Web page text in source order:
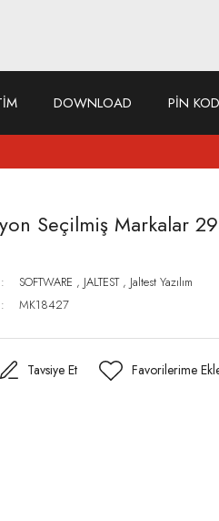
DOWNLOAD PİN
Seçilmiş Markalar
SOFTWARE , JALTEST , Jaltest Yazılım
MK18427
Tavsiye Et